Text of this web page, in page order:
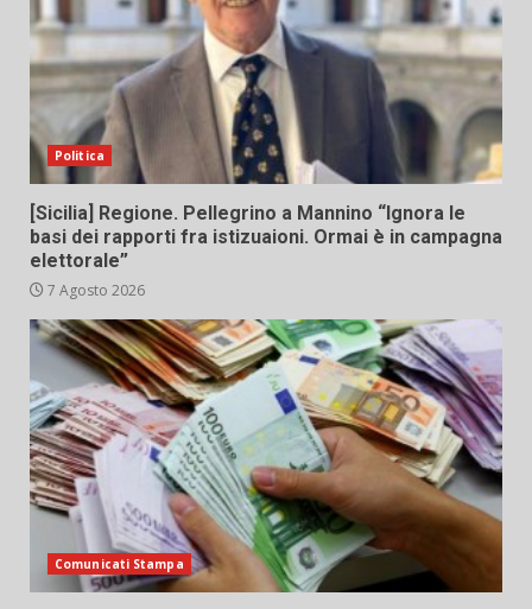
Politica
[Sicilia] Regione. Pellegrino a Mannino “Ignora le
basi dei rapporti fra istizuaioni. Ormai è in campagna
elettorale”
7 Agosto 2026
Comunicati Stampa